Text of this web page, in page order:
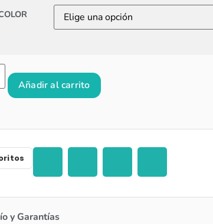
Añadir al carrito
y Garantías